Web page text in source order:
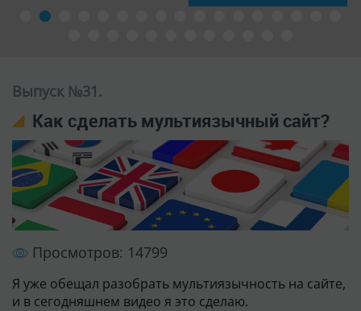
Выпуск №31.
Как сделать мультиязычный сайт?
Просмотров: 14799
Я уже обещал разобрать мультиязычность на сайте,
и в сегодняшнем видео я это сделаю.